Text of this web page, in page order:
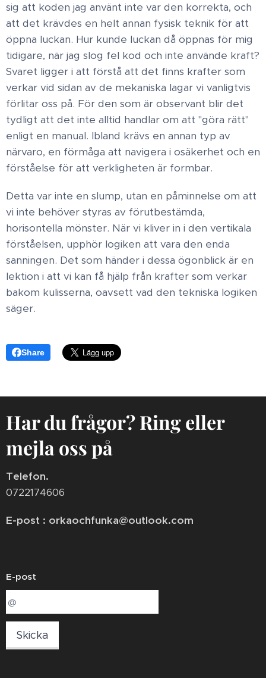
sig att koden jag använt inte var den korrekta, och
att det krävdes en helt annan fysisk teknik för att
öppna luckan. ​ Hur kunde luckan då öppnas för mig
tidigare, när jag slog fel kod och inte använde kraft? ​
Svaret ligger i att förstå att det finns krafter som
verkar vid sidan av de mekaniska lagar vi vanligtvis
förlitar oss på. För den som är observant blir det
tydligt att det inte alltid handlar om att "göra rätt"
enligt en manual. Ibland krävs en annan typ av
närvaro, en förmåga att navigera i osäkerhet och en
förståelse för att verkligheten är formbar.
Detta var inte en slump, utan en påminnelse om att
vi inte behöver styras av förutbestämda,
horisontella mönster. När vi kliver in i den vertikala
förståelsen, upphör logiken att vara den enda
sanningen. Det som händer i dessa ögonblick är en
lektion i att vi kan få hjälp från krafter som verkar
bakom kulisserna, oavsett vad den tekniska logiken
säger.
Share
Har du frågor? Ring eller
mejla oss på
Telefon.
0722174606
E-post : orkaochfunka@outlook.com
E-post
Skicka